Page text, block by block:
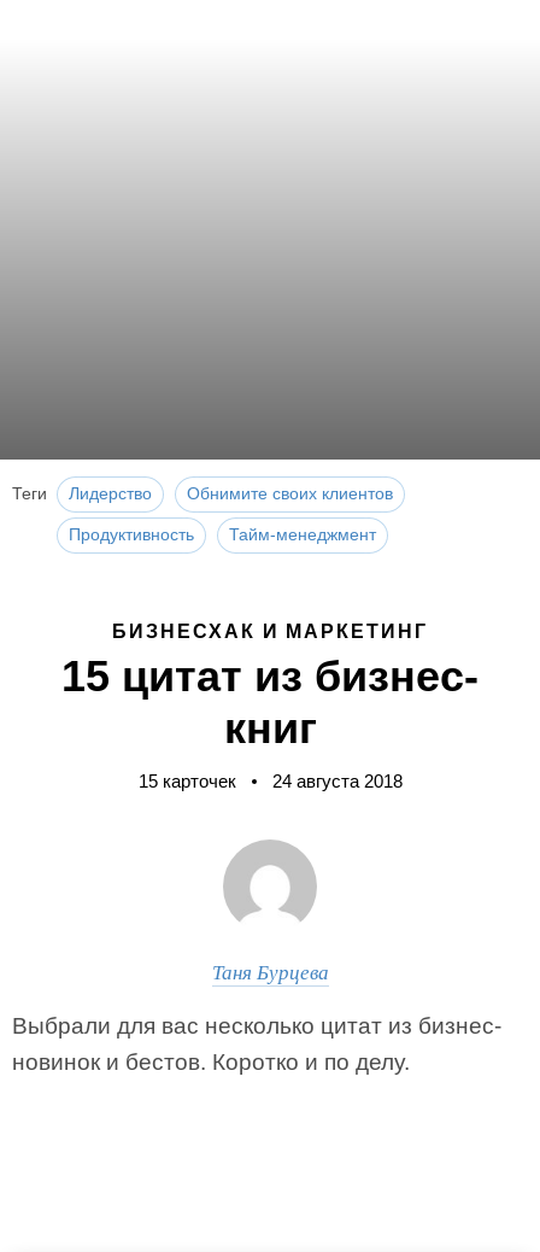
Теги Лидерство Обнимите своих клиентов
Продуктивность Тайм-менеджмент
БИЗНЕСХАК И МАРКЕТИНГ
15 цитат из бизнес-
книг
15 карточек 24 августа 2018
Таня Бурцева
Выбрали для вас несколько цитат из бизнес-
новинок и бестов. Коротко и по делу.